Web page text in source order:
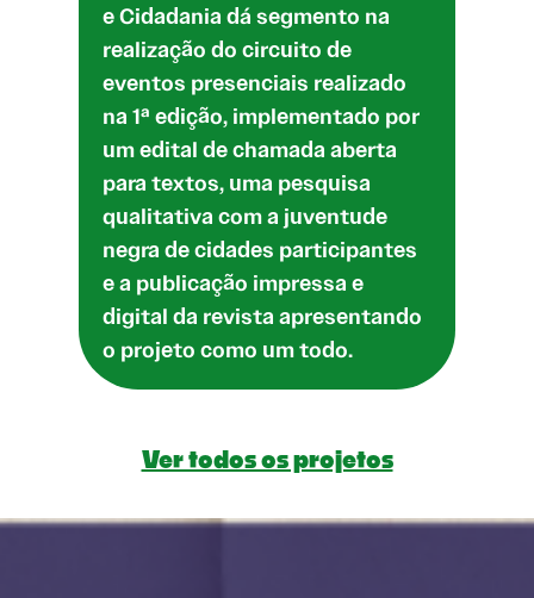
e Cidadania dá segmento na
realização do circuito de
eventos presenciais realizado
na 1ª edição, implementado por
um edital de chamada aberta
para textos, uma pesquisa
qualitativa com a juventude
negra de cidades participantes
e a publicação impressa e
digital da revista apresentando
o projeto como um todo.
Ver todos os projetos